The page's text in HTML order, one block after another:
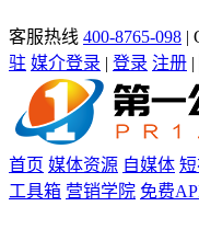
客服热线 400-8765-098 |
驻 媒介登录 | 登录 注册 |
首页 媒体资源 自媒体
工具箱 营销学院 免费